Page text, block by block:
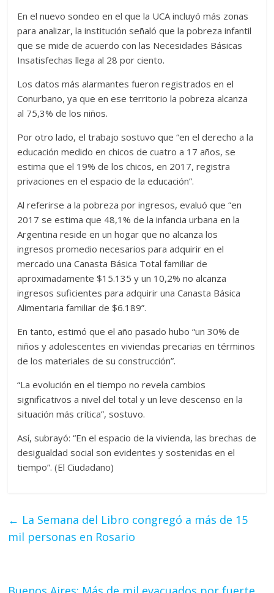
En el nuevo sondeo en el que la UCA incluyó más zonas
para analizar, la institución señaló que la pobreza infantil
que se mide de acuerdo con las Necesidades Básicas
Insatisfechas llega al 28 por ciento.
Los datos más alarmantes fueron registrados en el
Conurbano, ya que en ese territorio la pobreza alcanza
al 75,3% de los niños.
Por otro lado, el trabajo sostuvo que “en el derecho a la
educación medido en chicos de cuatro a 17 años, se
estima que el 19% de los chicos, en 2017, registra
privaciones en el espacio de la educación”.
Al referirse a la pobreza por ingresos, evaluó que “en
2017 se estima que 48,1% de la infancia urbana en la
Argentina reside en un hogar que no alcanza los
ingresos promedio necesarios para adquirir en el
mercado una Canasta Básica Total familiar de
aproximadamente $15.135 y un 10,2% no alcanza
ingresos suficientes para adquirir una Canasta Básica
Alimentaria familiar de $6.189”.
En tanto, estimó que el año pasado hubo “un 30% de
niños y adolescentes en viviendas precarias en términos
de los materiales de su construcción”.
“La evolución en el tiempo no revela cambios
significativos a nivel del total y un leve descenso en la
situación más crítica”, sostuvo.
Así, subrayó: “En el espacio de la vivienda, las brechas de
desigualdad social son evidentes y sostenidas en el
tiempo”. (El Ciudadano)
← La Semana del Libro congregó a más de 15
mil personas en Rosario